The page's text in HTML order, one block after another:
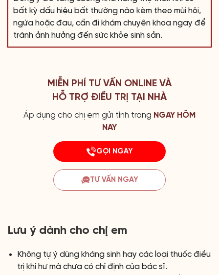
bất kỳ dấu hiệu bất thường nào kèm theo mùi hôi,
ngứa hoặc đau, cần đi khám chuyên khoa ngay để
tránh ảnh hưởng đến sức khỏe sinh sản.
MIỄN PHÍ TƯ VẤN ONLINE VÀ
HỖ TRỢ ĐIỀU TRỊ TẠI NHÀ
Áp dụng cho chị em gửi tình trang NGAY HÔM
NAY
GỌI NGAY
TƯ VẤN NGAY
Lưu ý dành cho chị em
Không tự ý dùng kháng sinh hay các loại thuốc điều
trị khí hư mà chưa có chỉ định của bác sĩ.